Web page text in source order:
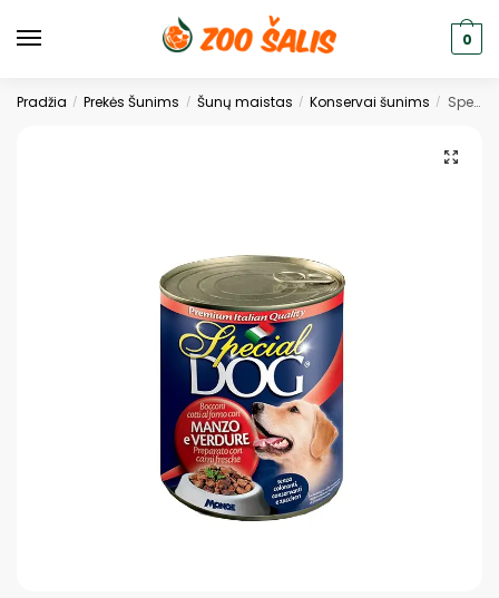
0
Pradžia / Prekės Šunims / Šunų maistas / Konservai šunims / Special dog šunų konservai gabalėliai su Jautiena ir daržovėmis 720 g